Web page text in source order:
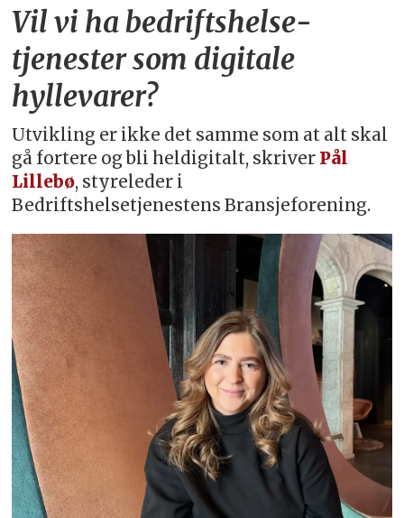
Vil vi ha bedriftshelse­
tjenester som digitale
hyllevarer?
Utvikling er ikke det samme som at alt skal
gå fortere og bli heldigitalt, skriver Pål
Lillebø, styreleder i
Bedriftshelsetjenestens Bransjeforening.